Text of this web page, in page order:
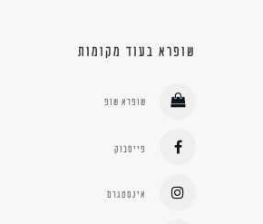
שופרא בעוד מקומות
שופרא שופ
פייסבוק
אינסטגרם